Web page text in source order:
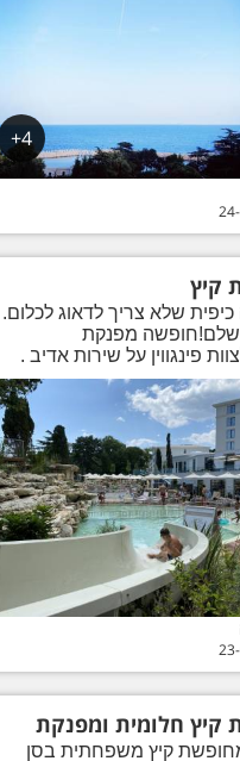
4+
קיץ
שלא צריך לדאוג לכלום.
מפנקת
פינגווין על שירות אדיב .
קיץ חלומית ומפנקת
קיץ משפחתית בסן